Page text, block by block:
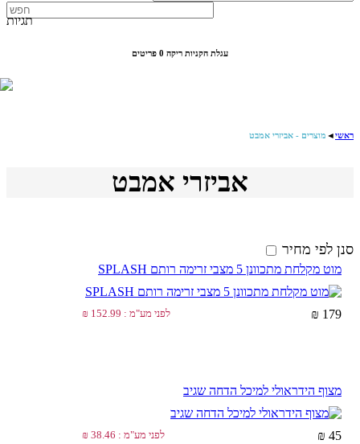
תגיות
עגלת הקניות ריקה 0 פריטים
ראשי◄ מוצרים - אביזרי אמבט
אביזרי אמבט
סנן לפי מחיר
מוט מקלחת מתכוונן 5 מצבי זרימה רותם SPLASH
לפני מע"מ : 152.99 ₪ 179 ₪
מצוף הידראולי למיכל הדחה שגיב
לפני מע"מ : 38.46 ₪ 45 ₪